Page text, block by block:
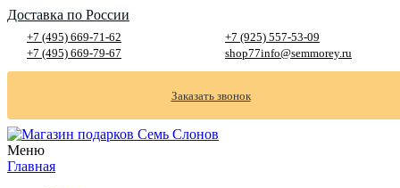
Доставка по России
+7 (495) 669-71-62
+7 (495) 669-79-67
+7 (925) 557-53-09
shop77info@semmorey.ru
Заказать звонок
Меню
Главная